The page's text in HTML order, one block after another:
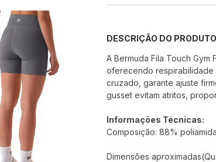
DESCRIÇÃO DO PRODUTO
A Bermuda Fila Touch Gym
oferecendo respirabilidade
cruzado, garante ajuste
gusset evitam atritos,
Informações Técnicas:
Composição: 88%
Dimensões